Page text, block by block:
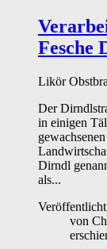
Fesche
Likör
Der
in einigen
Dirndl
als...
von